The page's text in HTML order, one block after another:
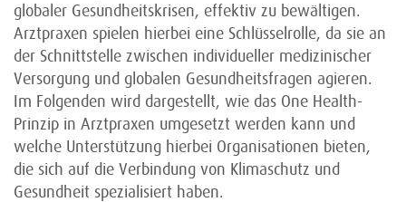
globaler Gesundheitskrisen, effektiv zu bewältigen.
Arztpraxen spielen hierbei eine Schlüsselrolle, da sie an
der Schnittstelle zwischen individueller medizinischer
Versorgung und globalen Gesundheitsfragen agieren.
Im Folgenden wird dargestellt, wie das One Health-
Prinzip in Arztpraxen umgesetzt werden kann und
welche Unterstützung hierbei Organisationen bieten,
die sich auf die Verbindung von Klimaschutz und
Gesundheit spezialisiert haben.